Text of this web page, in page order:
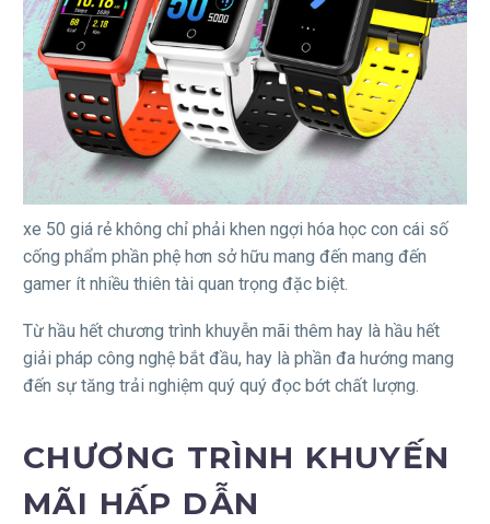
xe 50 giá rẻ không chỉ phải khen ngợi hóa học con cái số
cống phẩm phần phệ hơn sở hữu mang đến mang đến
gamer ít nhiều thiên tài quan trọng đặc biệt.
Từ hầu hết chương trình khuyễn mãi thêm hay là hầu hết
giải pháp công nghệ bắt đầu, hay là phần đa hướng mang
đến sự tăng trải nghiệm quý quý đọc bớt chất lượng.
CHƯƠNG TRÌNH KHUYẾN
MÃI HẤP DẪN